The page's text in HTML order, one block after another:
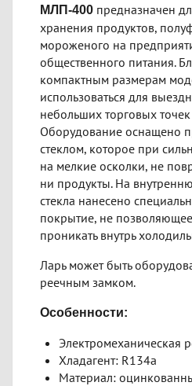
МЛП-400 предназначен
хранения продуктов,
мороженого на
общественного питания.
компактным размерам
использоваться для
небольших торговых
Оборудование оснащено
стеклом, которое при
на мелкие осколки, не
ни продукты. На
стекла нанесено
покрытие, не
проникать внутрь
Ларь может быть
реечным замком.
Особенности:
Электромеханическая
Хладагент: R134a
Материал: